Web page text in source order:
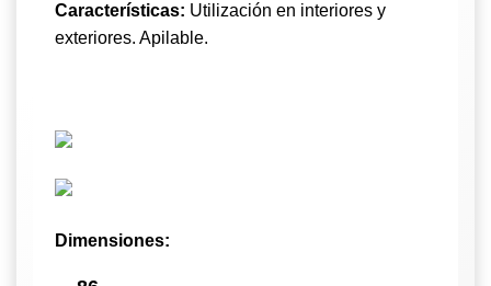
Características: Utilización en interiores y
exteriores. Apilable.
Dimensiones: